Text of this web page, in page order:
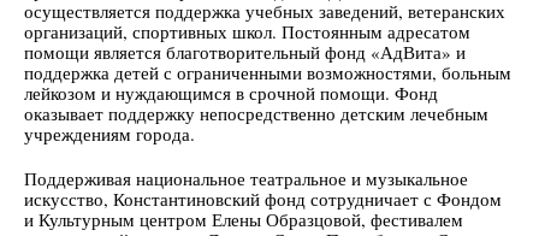
осуществляется поддержка учебных заведений, ветеранских
организаций, спортивных школ. Постоянным адресатом
помощи является благотворительный фонд «АдВита» и
поддержка детей с ограниченными возможностями, больным
лейкозом и нуждающимся в срочной помощи. Фонд
оказывает поддержку непосредственно детским лечебным
учреждениям города.
Поддерживая национальное театральное и музыкальное
искусство, Константиновский фонд сотрудничает с Фондом
и Культурным центром Елены Образцовой, фестивалем